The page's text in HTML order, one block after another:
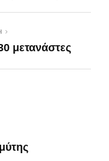
μετανάστες